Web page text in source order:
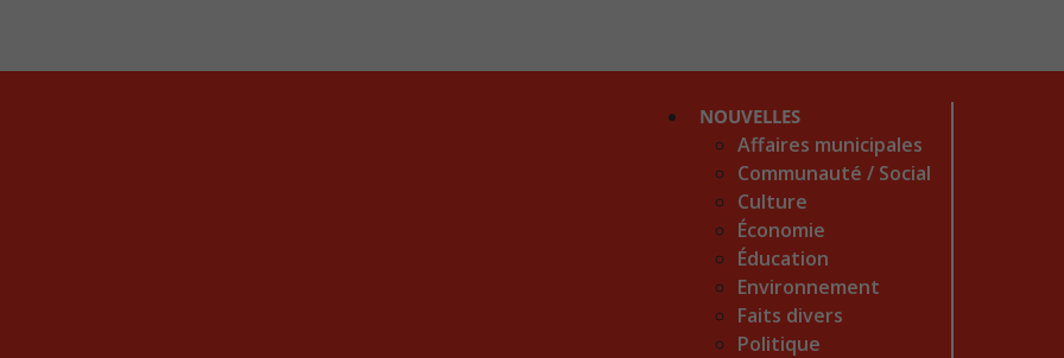
NOUVELLES
Affaires municipales
Communauté / Social
Culture
Économie
Éducation
Environnement
Faits divers
Politique